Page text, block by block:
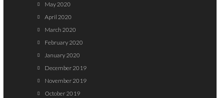
May 2020
April 2020
March 2020
February 2020
January 2020
December 2019
November 2019
October 2019